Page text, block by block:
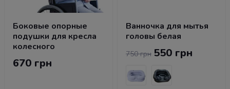
Боковые опорные
подушки для кресла
колесного
670 грн
Ванночка для мытья
головы белая
750 грн 550 грн